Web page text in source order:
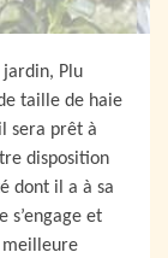
Plu
taille de haie
sera prêt à
disposition
dont il a à sa
s’engage et
meilleure